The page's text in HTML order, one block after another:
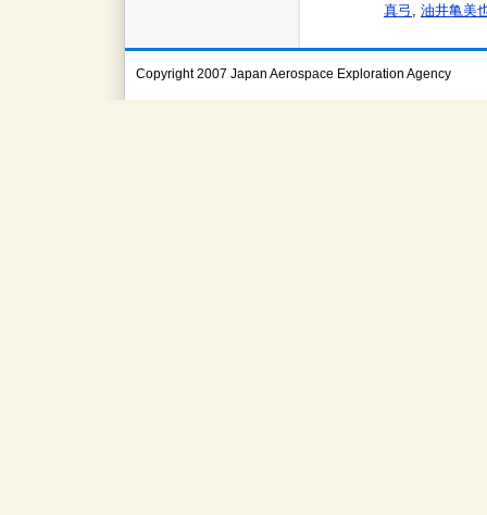
真弓 , 油井亀美
Copyright 2007 Japan Aerospace Exploration Agency